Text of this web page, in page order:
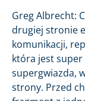
Greg Albrecht:
drugiej stronie
komunikacji,
która jest super
supergwiazda,
strony. Przed